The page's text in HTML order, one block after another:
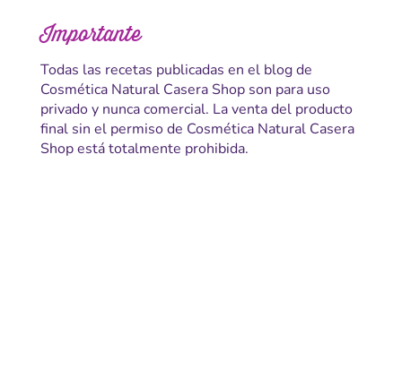
Importante
Todas las recetas publicadas en el blog de
Cosmética Natural Casera Shop son para uso
privado y nunca comercial. La venta del producto
final sin el permiso de Cosmética Natural Casera
Shop está totalmente prohibida.